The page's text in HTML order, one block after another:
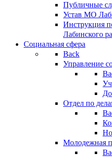
Публичные
Устав МО
Инструкция
Лабинского
Социальная сфера
Back
Управление
Отдел по
Молодежная